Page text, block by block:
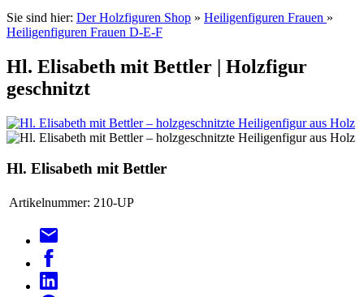
Sie sind hier: Der Holzfiguren Shop » Heiligenfiguren Frauen »
Heiligenfiguren Frauen D-E-F
Hl. Elisabeth mit Bettler | Holzfigur
geschnitzt
Hl. Elisabeth mit Bettler
Artikelnummer: 210-UP